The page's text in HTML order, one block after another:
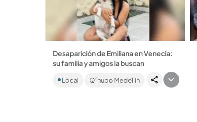
Desaparición de Emiliana en Venecia:
su familia y amigos la buscan
mientras autoridades y vecinos
recorren el municipio para hallarla....
Local Q´hubo Medellín